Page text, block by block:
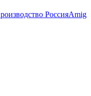
РоссияAmig